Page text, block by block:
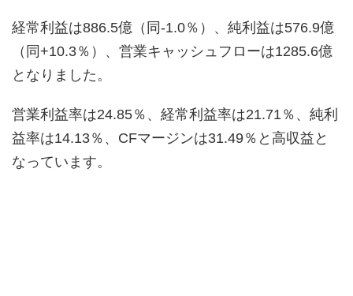
経常利益は886.5億（同-1.0％）、純利益は576.9億
（同+10.3％）、営業キャッシュフローは1285.6億
となりました。
営業利益率は24.85％、経常利益率は21.71％、純利
益率は14.13％、CFマージンは31.49％と高収益と
なっています。